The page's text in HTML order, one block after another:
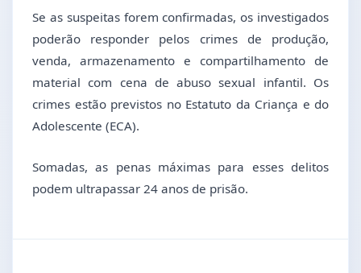
Se as suspeitas forem confirmadas, os investigados
poderão responder pelos crimes de produção,
venda, armazenamento e compartilhamento de
material com cena de abuso sexual infantil. Os
crimes estão previstos no Estatuto da Criança e do
Adolescente (ECA).
Somadas, as penas máximas para esses delitos
podem ultrapassar 24 anos de prisão.